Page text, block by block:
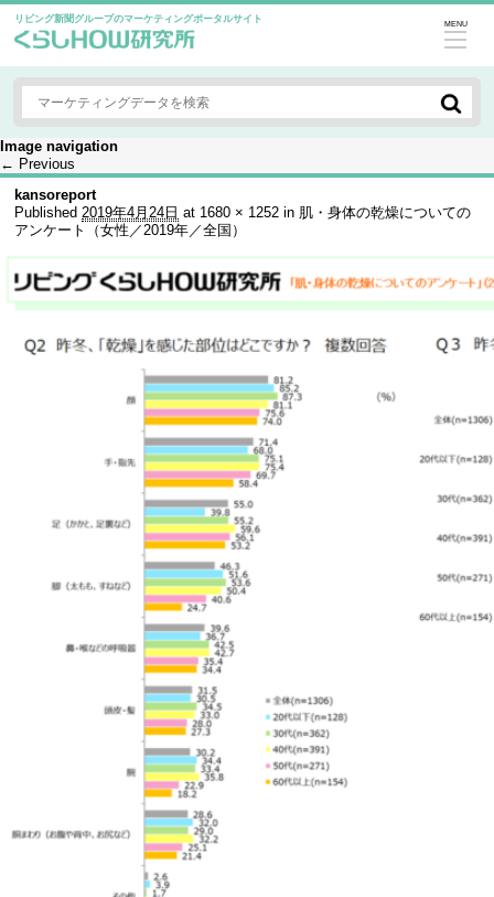
リビング新聞グループのマーケティングポータルサイト MENU
Image navigation
← Previous
kansoreport
Published2019年4月24日 at 1680 × 1252 in 肌・身体の乾燥についての
アンケート（女性／2019年／全国）